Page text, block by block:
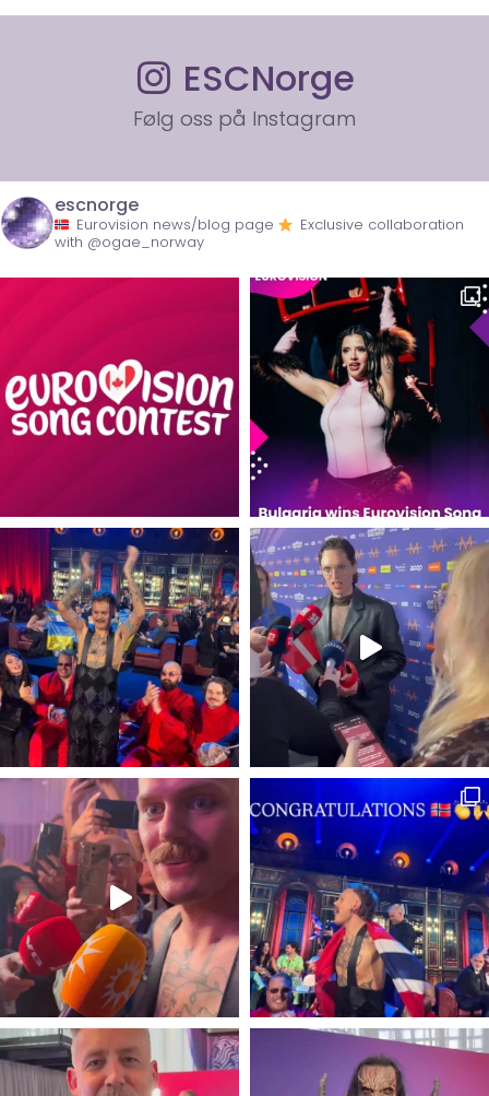
ESCNorge
Følg oss på Instagram
escnorge
Eurovision news/blog page
Exclusive collaboration
with @ogae_norway